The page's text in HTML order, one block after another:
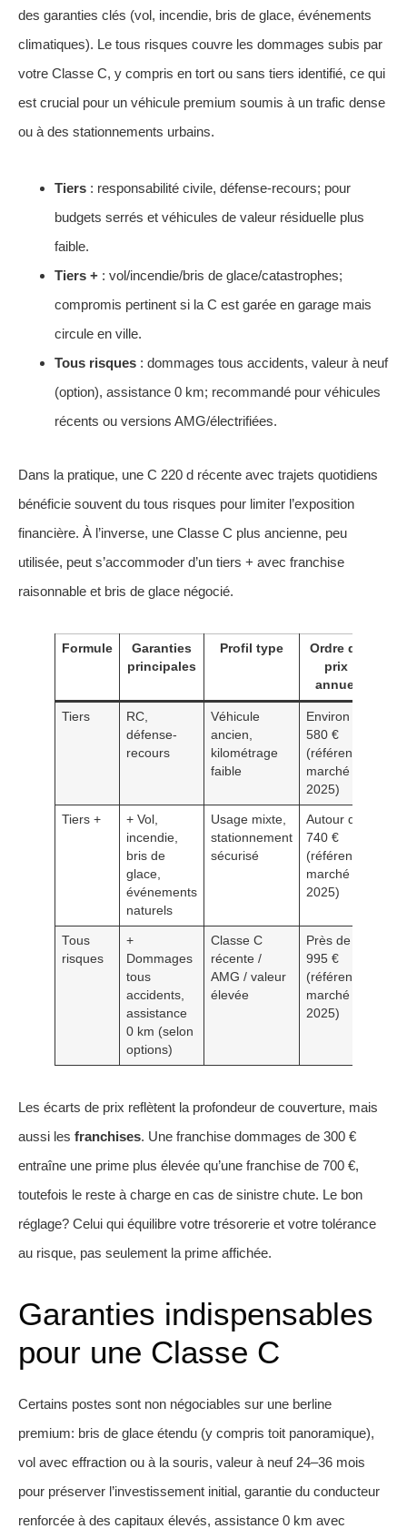
des garanties clés (vol, incendie, bris de glace, événements
climatiques). Le tous risques couvre les dommages subis par
votre Classe C, y compris en tort ou sans tiers identifié, ce qui
est crucial pour un véhicule premium soumis à un trafic dense
ou à des stationnements urbains.
Tiers : responsabilité civile, défense-recours; pour
budgets serrés et véhicules de valeur résiduelle plus
faible.
Tiers + : vol/incendie/bris de glace/catastrophes;
compromis pertinent si la C est garée en garage mais
circule en ville.
Tous risques : dommages tous accidents, valeur à neuf
(option), assistance 0 km; recommandé pour véhicules
récents ou versions AMG/électrifiées.
Dans la pratique, une C 220 d récente avec trajets quotidiens
bénéficie souvent du tous risques pour limiter l’exposition
financière. À l’inverse, une Classe C plus ancienne, peu
utilisée, peut s’accommoder d’un tiers + avec franchise
raisonnable et bris de glace négocié.
Formule
Garanties
principales
Profil type
Ordre de
prix
annuel
Tiers
RC,
défense-
recours
Véhicule
ancien,
kilométrage
faible
Environ
580 €
(référence
marché
2025)
Tiers +
+ Vol,
incendie,
bris de
glace,
événements
naturels
Usage mixte,
stationnement
sécurisé
Autour de
740 €
(référence
marché
2025)
Tous
risques
+
Dommages
tous
accidents,
assistance
0 km (selon
options)
Classe C
récente /
AMG / valeur
élevée
Près de
995 €
(référence
marché
2025)
Les écarts de prix reflètent la profondeur de couverture, mais
aussi les franchises. Une franchise dommages de 300 €
entraîne une prime plus élevée qu’une franchise de 700 €,
toutefois le reste à charge en cas de sinistre chute. Le bon
réglage? Celui qui équilibre votre trésorerie et votre tolérance
au risque, pas seulement la prime affichée.
Garanties indispensables
pour une Classe C
Certains postes sont non négociables sur une berline
premium: bris de glace étendu (y compris toit panoramique),
vol avec effraction ou à la souris, valeur à neuf 24–36 mois
pour préserver l’investissement initial, garantie du conducteur
renforcée à des capitaux élevés, assistance 0 km avec